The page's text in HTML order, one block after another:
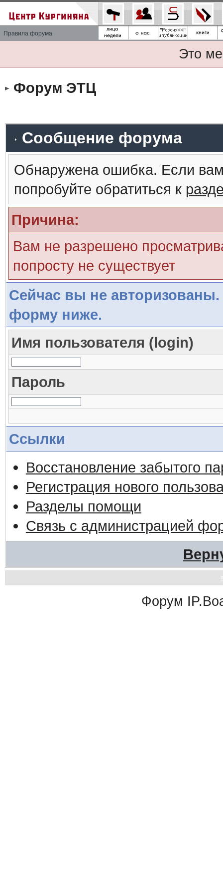
Правила форума
Это
Форум ЭТЦ
Сообщение форума
Обнаружена ошибка. Если
попробуйте обратиться к
Причина:
Вам не разрешено
попросту не существует
Сейчас вы не авторизованы.
форму ниже.
Имя пользователя (login)
Пароль
Ссылки
Восстановление забытого
Регистрация нового
Разделы помощи
Связь с администрацией
Форум